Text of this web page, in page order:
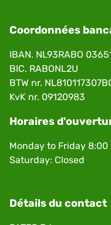
Coordonnées
IBAN. NL93RABO
BIC. RABONL2U
BTW nr.
KvK nr. 09120983
Horaires
Monday to Friday 8:00
Saturday: Closed
Détails du contact